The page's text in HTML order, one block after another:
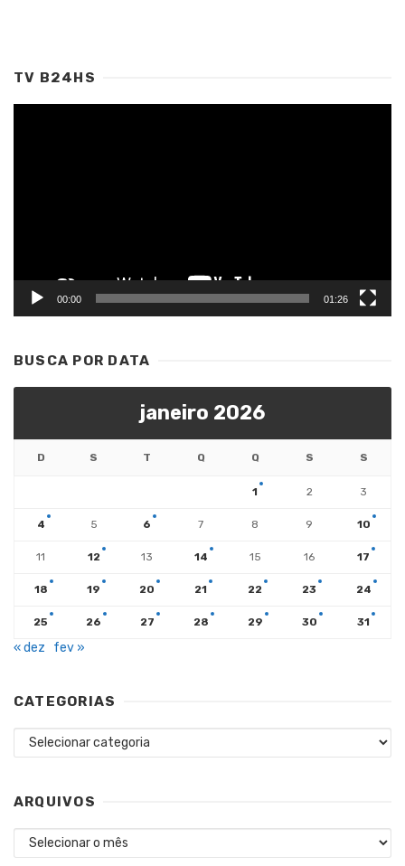
TV B24HS
00:00 01:26
BUSCA POR DATA
janeiro 2026
D S T Q Q S S
1 2 3
4 5 6 7 8 9 10
11 12 13 14 15 16 17
18 19 20 21 22 23 24
25 26 27 28 29 30 31
« dez fev »
CATEGORIAS
Categorias
ARQUIVOS
Arquivos